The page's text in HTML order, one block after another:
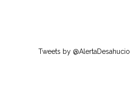
Tweets by @AlertaDesahucio